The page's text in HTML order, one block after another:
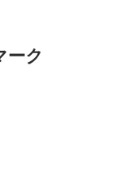
ーク